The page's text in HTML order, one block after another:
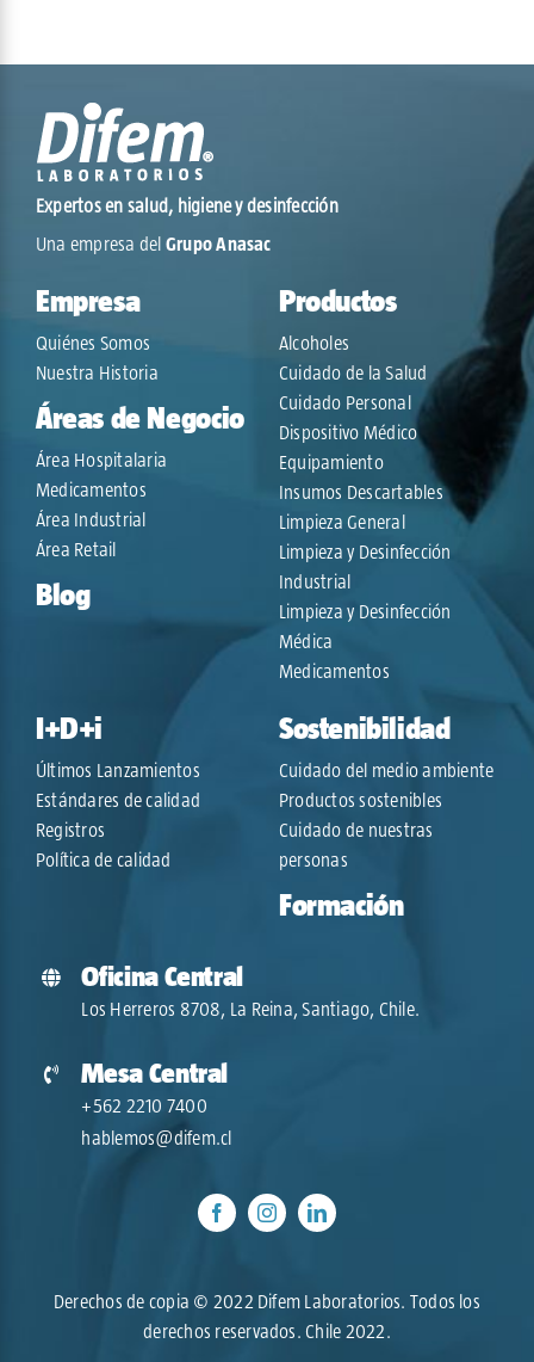
Expertos en salud, higiene y desinfección
Una empresa del Grupo Anasac
Empresa
Quiénes Somos
Nuestra Historia
Áreas de Negocio
Área Hospitalaria
Medicamentos
Área Industrial
Área Retail
Blog
Productos
Alcoholes
Cuidado de la Salud
Cuidado Personal
Dispositivo Médico
Equipamiento
Insumos Descartables
Limpieza General
Limpieza y Desinfección
Industrial
Limpieza y Desinfección
Médica
Medicamentos
I+D+i
Últimos Lanzamientos
Estándares de calidad
Registros
Política de calidad
Sostenibilidad
Cuidado del medio ambiente
Productos sostenibles
Cuidado de nuestras
personas
Formación
Oficina Central
Los Herreros 8708, La Reina, Santiago, Chile.
Mesa Central
+562 2210 7400
hablemos@difem.cl
Derechos de copia © 2022 Difem Laboratorios. Todos los
derechos reservados. Chile 2022.